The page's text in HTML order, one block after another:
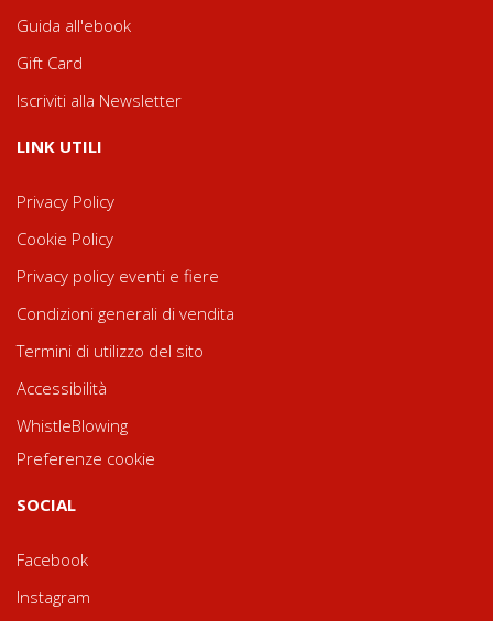
Guida all'ebook
Gift Card
Iscriviti alla Newsletter
LINK UTILI
Privacy Policy
Cookie Policy
Privacy policy eventi e fiere
Condizioni generali di vendita
Termini di utilizzo del sito
Accessibilità
WhistleBlowing
Preferenze cookie
SOCIAL
Facebook
Instagram